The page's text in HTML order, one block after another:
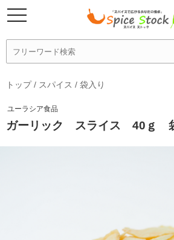
トップ/ スパイス / 袋入り
ユーラシア食品
ガーリック スライス 40ｇ